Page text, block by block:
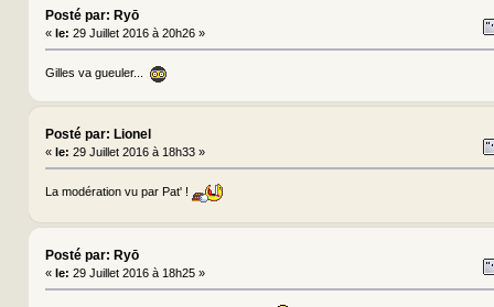
Posté par: Ryō
« le: 29 Juillet 2016 à 20h26 »
Gilles va gueuler...
Posté par: Lionel
« le: 29 Juillet 2016 à 18h33 »
La modération vu par Pat' !
Posté par: Ryō
« le: 29 Juillet 2016 à 18h25 »